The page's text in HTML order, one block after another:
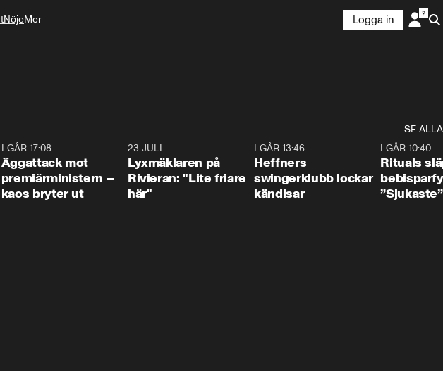
NöjeMer
Logga in
SE ALLA
I GÅR 17:08
Äggattack mot
premiärministern –
kaos bryter ut
23 JULI
Lyxmäklaren på
Rivieran: "Lite friare
här"
I GÅR 13:46
Heffners
swingerklubb lockar
kändisar
I GÅR 10:40
Rituals
”Sjukaste”